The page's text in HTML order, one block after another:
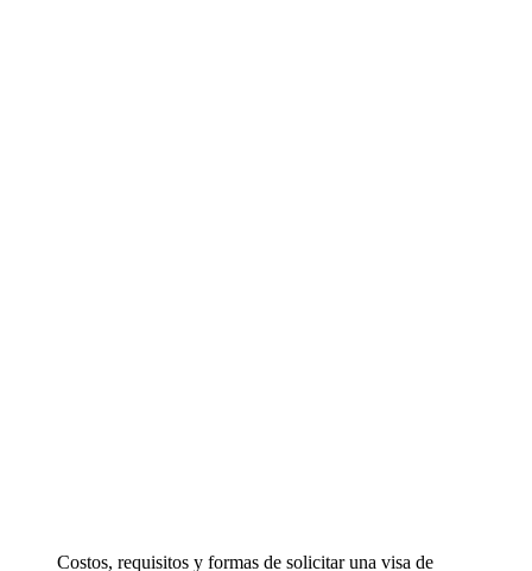
Costos, requisitos y formas de solicitar una visa de